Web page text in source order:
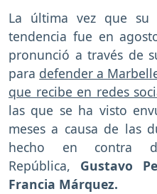
La última vez que su
tendencia fue en
pronunció a través de
para defender a
que recibe en redes
las que se ha visto
meses a causa de las
hecho en contra
República, Gustavo
Francia Márquez.